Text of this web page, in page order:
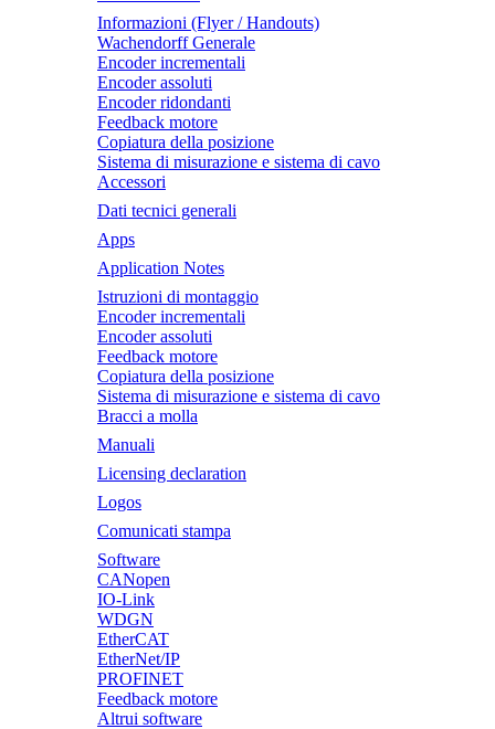
Informazioni (Flyer / Handouts)
Wachendorff Generale
Encoder incrementali
Encoder assoluti
Encoder ridondanti
Feedback motore
Copiatura della posizione
Sistema di misurazione e sistema di cavo
Accessori
Dati tecnici generali
Apps
Application Notes
Istruzioni di montaggio
Encoder incrementali
Encoder assoluti
Feedback motore
Copiatura della posizione
Sistema di misurazione e sistema di cavo
Bracci a molla
Manuali
Licensing declaration
Logos
Comunicati stampa
Software
CANopen
IO-Link
WDGN
EtherCAT
EtherNet/IP
PROFINET
Feedback motore
Altrui software